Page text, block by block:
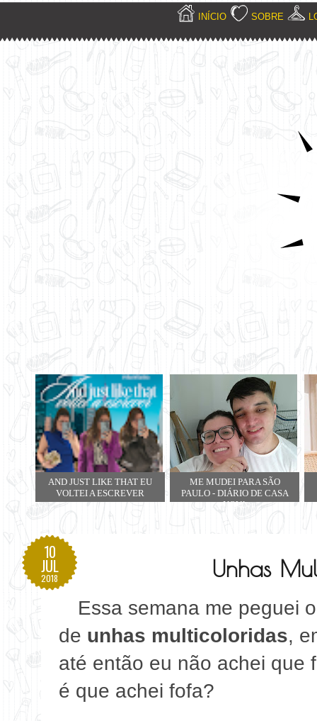
INÍCIO SOBRE
AND JUST LIKE THAT EU
VOLTEI A ESCREVER
ME MUDEI PARA SÃO
PAULO - DIÁRIO DE CASA
NOVA
10
JUL
2018 Unhas
Essa semana me peguei
de unhas multicoloridas,
até então eu não achei que
é que achei fofa?